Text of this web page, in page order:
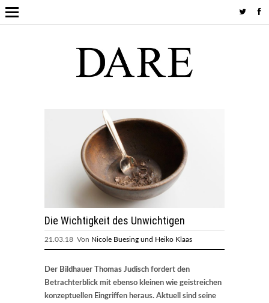
Die Wichtigkeit des Unwichtigen
21.03.18 Von Nicole Buesing und Heiko Klaas
Der Bildhauer Thomas Judisch fordert den
Betrachterblick mit ebenso kleinen wie geistreichen
konzeptuellen Eingriffen heraus. Aktuell sind seine